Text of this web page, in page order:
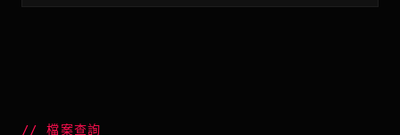
//檔案查詢